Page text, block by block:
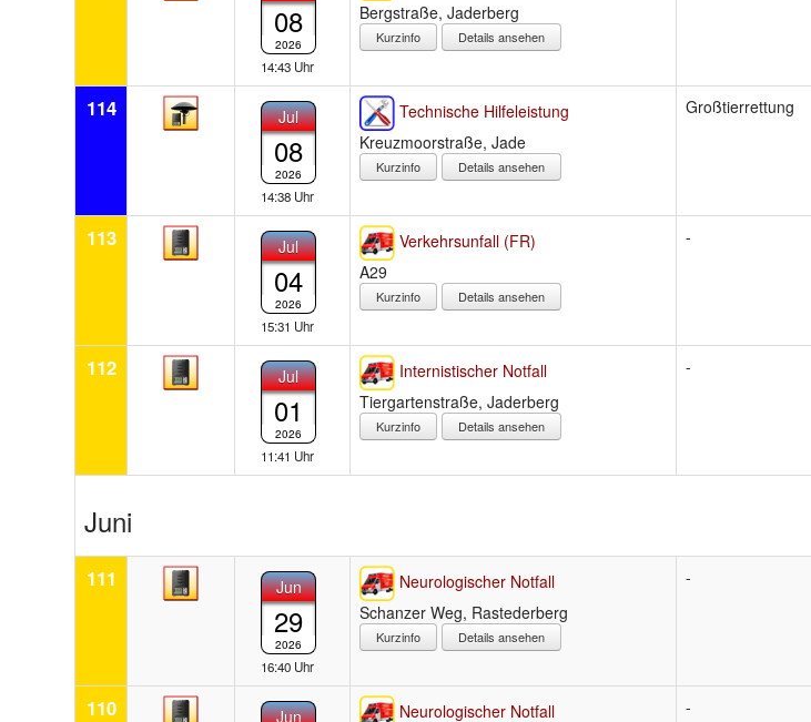
08
2026
14:43 Uhr
Bergstraße, Jaderberg
Details ansehen
114 Jul
08
2026
14:38 Uhr
Technische Hilfeleistung
Kreuzmoorstraße, Jade
Details ansehen
Großtierrettung
113 Jul
04
2026
15:31 Uhr
Verkehrsunfall (FR)
A29
Details ansehen
-
112 Jul
01
2026
11:41 Uhr
Internistischer Notfall
Tiergartenstraße, Jaderberg
Details ansehen
-
Juni
111 Jun
29
2026
16:40 Uhr
Neurologischer Notfall
Schanzer Weg, Rastederberg
Details ansehen
-
110 Jun
Neurologischer Notfall
-